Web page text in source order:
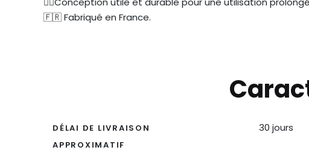
🇫🇷 Fabriqué en France.
DÉLAI DE LIVRAISON
APPROXIMATIF
30 jours